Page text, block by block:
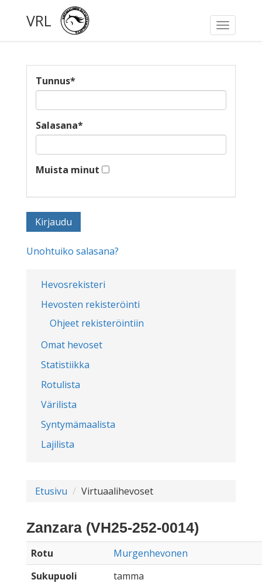
Toggle
VRL
Hevosrekisteri
Hevosten rekisteröinti
Ohjeet rekisteröintiin
Omat hevoset
Statistiikka
Rotulista
Värilista
Syntymämaalista
Lajilista
Tunnus*
Salasana*
Muista minut
Unohtuiko salasana?
Etusivu Virtuaalihevoset
Zanzara (VH25-252-0014)
Rotu
Murgenhevonen
Sukupuoli
tamma